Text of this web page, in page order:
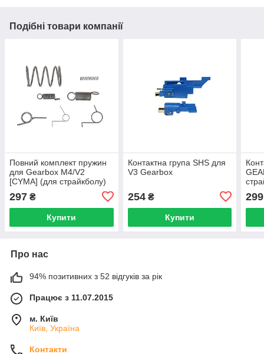
Подібні товари компанії
Повний комплект пружин
для Gearbox M4/V2
[CYMA] (для страйкболу)
297 ₴
Купити
Контактна група SHS для
V3 Gearbox
254₴
Купити
299
Про нас
94% позитивних з 52 відгуків за рік
Працює з 11.07.2015
м. Київ
Київ, Україна
Контакти